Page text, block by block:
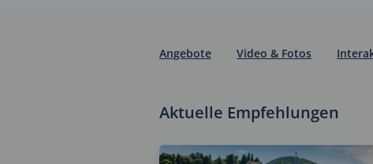
Angebote Video & Fotos
Aktuelle Empfehlungen